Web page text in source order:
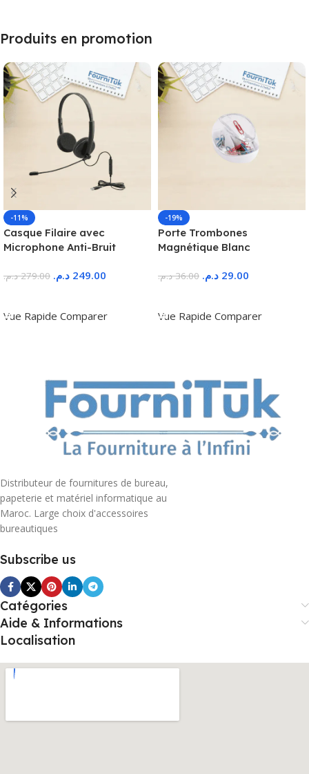
Produits en promotion
-11%
Casque Filaire avec
Microphone Anti-Bruit
279.00 د.م. 249.00 د.م.
Vue Rapide Comparer
-19%
Porte Trombones
Magnétique Blanc
36.00 د.م. 29.00 د.م.
Vue Rapide Comparer
Distributeur de fournitures de bureau,
papeterie et matériel informatique au
Maroc. Large choix d'accessoires
bureautiques
Subscribe us
Catégories
Aide & Informations
Localisation